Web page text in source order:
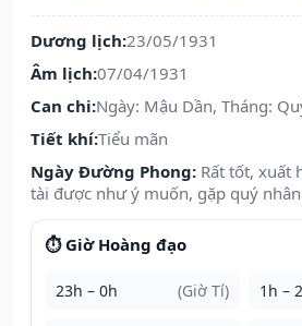
Dương lịch:23/05/1931
Âm lịch:07/04/1931
Can chi:Ngày: Mậu Dần, Tháng:
Tiết khí:Tiểu mãn
Ngày Đường Phong: Rất tốt, xuất
tài được như ý muốn, gặp quý
⏱️ Giờ Hoàng đạo
23h – 0h (Giờ Tí) 1h –